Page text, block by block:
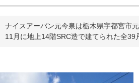
ナイスアーバン元今泉は栃木県宇都宮市
11月に地上14階SRC造で建てられた全39